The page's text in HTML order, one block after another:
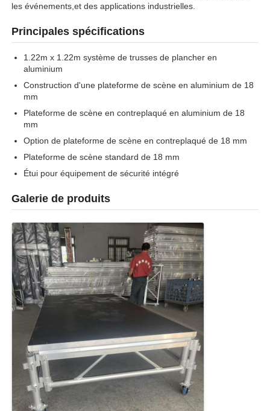
les événements,et des applications industrielles.
Principales spécifications
1.22m x 1.22m système de trusses de plancher en
aluminium
Construction d'une plateforme de scène en aluminium de 18
mm
Plateforme de scène en contreplaqué en aluminium de 18
mm
Option de plateforme de scène en contreplaqué de 18 mm
Plateforme de scène standard de 18 mm
Étui pour équipement de sécurité intégré
Galerie de produits